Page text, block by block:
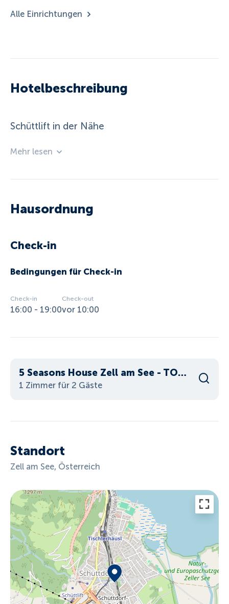
Alle Einrichtungen
Hotelbeschreibung
Schüttlift in der Nähe
Mehr lesen
Hausordnung
Check-in
Bedingungen für Check-in
Check-in
16:00 - 19:00
Check-out
vor 10:00
5 Seasons House Zell am See - TOP 5 Summer Card
1 Zimmer für 2 Gäste
Standort
Zell am See, Österreich